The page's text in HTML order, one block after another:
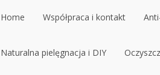
Home
Home
Współpraca i kontakt
Współpraca i kontakt
Naturalna pielęgnacja i DIY